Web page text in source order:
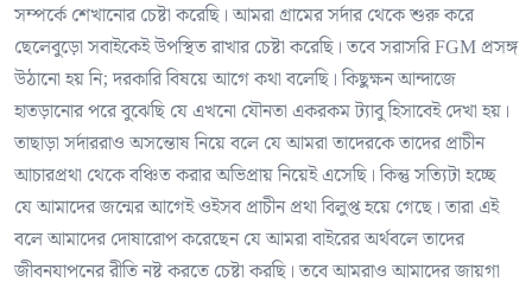
সম্পর্কে শেখানোর চেষ্টা করেছি। আমরা গ্রামের সর্দার থেকে শুরু করে
ছেলেবুড়ো সবাইকেই উপস্থিত রাখার চেষ্টা করেছি। তবে সরাসরি FGM প্রসঙ্গ
উঠানো হয় নি; দরকারি বিষয়ে আগে কথা বলেছি। কিছুক্ষন আন্দাজে
হাতড়ানোর পরে বুঝেছি যে এখনো যৌনতা একরকম ট্যাবু হিসাবেই দেখা হয়।
তাছাড়া সর্দাররাও অসন্তোষ নিয়ে বলে যে আমরা তাদেরকে তাদের প্রাচীন
আচারপ্রথা থেকে বঞ্চিত করার অভিপ্রায় নিয়েই এসেছি। কিন্তু সত্যিটা হচ্ছে
যে আমাদের জন্মের আগেই ওইসব প্রাচীন প্রথা বিলুপ্ত হয়ে গেছে। তারা এই
বলে আমাদের দোষারোপ করেছেন যে আমরা বাইরের অর্থবলে তাদের
জীবনযাপনের রীতি নষ্ট করতে চেষ্টা করছি। তবে আমরাও আমাদের জায়গা